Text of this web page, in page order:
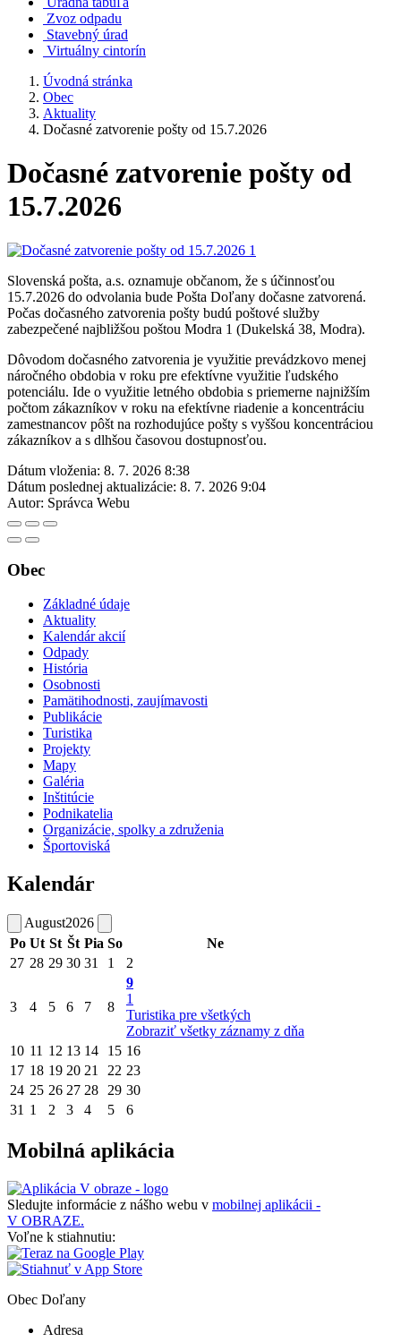
Zvoz odpadu
Stavebný úrad
Virtuálny cintorín
Úvodná stránka
Obec
Aktuality
Dočasné zatvorenie pošty od 15.7.2026
Dočasné zatvorenie pošty od
15.7.2026
Slovenská pošta, a.s. oznamuje občanom, že s účinnosťou
15.7.2026 do odvolania bude Pošta Doľany dočasne zatvorená.
Počas dočasného zatvorenia pošty budú poštové služby
zabezpečené najbližšou poštou Modra 1 (Dukelská 38, Modra).
Dôvodom dočasného zatvorenia je využitie prevádzkovo menej
náročného obdobia v roku pre efektívne využitie ľudského
potenciálu. Ide o využitie letného obdobia s priemerne najnižším
počtom zákazníkov v roku na efektívne riadenie a koncentráciu
zamestnancov pôšt na rozhodujúce pošty s vyššou koncentráciou
zákazníkov a s dlhšou časovou dostupnosťou.
Dátum vloženia: 8. 7. 2026 8:38
Dátum poslednej aktualizácie: 8. 7. 2026 9:04
Autor: Správca Webu
Obec
Základné údaje
Aktuality
Kalendár akcií
Odpady
História
Osobnosti
Pamätihodnosti, zaujímavosti
Publikácie
Turistika
Projekty
Mapy
Galéria
Inštitúcie
Podnikatelia
Organizácie, spolky a združenia
Športoviská
Kalendár
August2026
Po Ut St Št Pia So
Ne
27 28 29 30 31 1 2
3 4 5 6 7 8
9
1
Turistika pre všetkých
Zobraziť všetky záznamy z dňa
10 11 12 13 14 15 16
17 18 19 20 21 22 23
24 25 26 27 28 29 30
31 1 2 3 4 5 6
Mobilná aplikácia
Sledujte informácie z nášho webu v mobilnej aplikácii -
V OBRAZE.
Voľne k stiahnutiu:
Obec Doľany
Adresa